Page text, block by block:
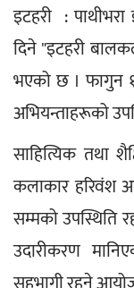
इटहरी  :
दिने "इटहरी
भएको छ । फागुन १
अभियन्ताहरूको
साहित्यिक तथा
कलाकार हरिवंश
सम्मको उपस्थिति
उदारीकरण